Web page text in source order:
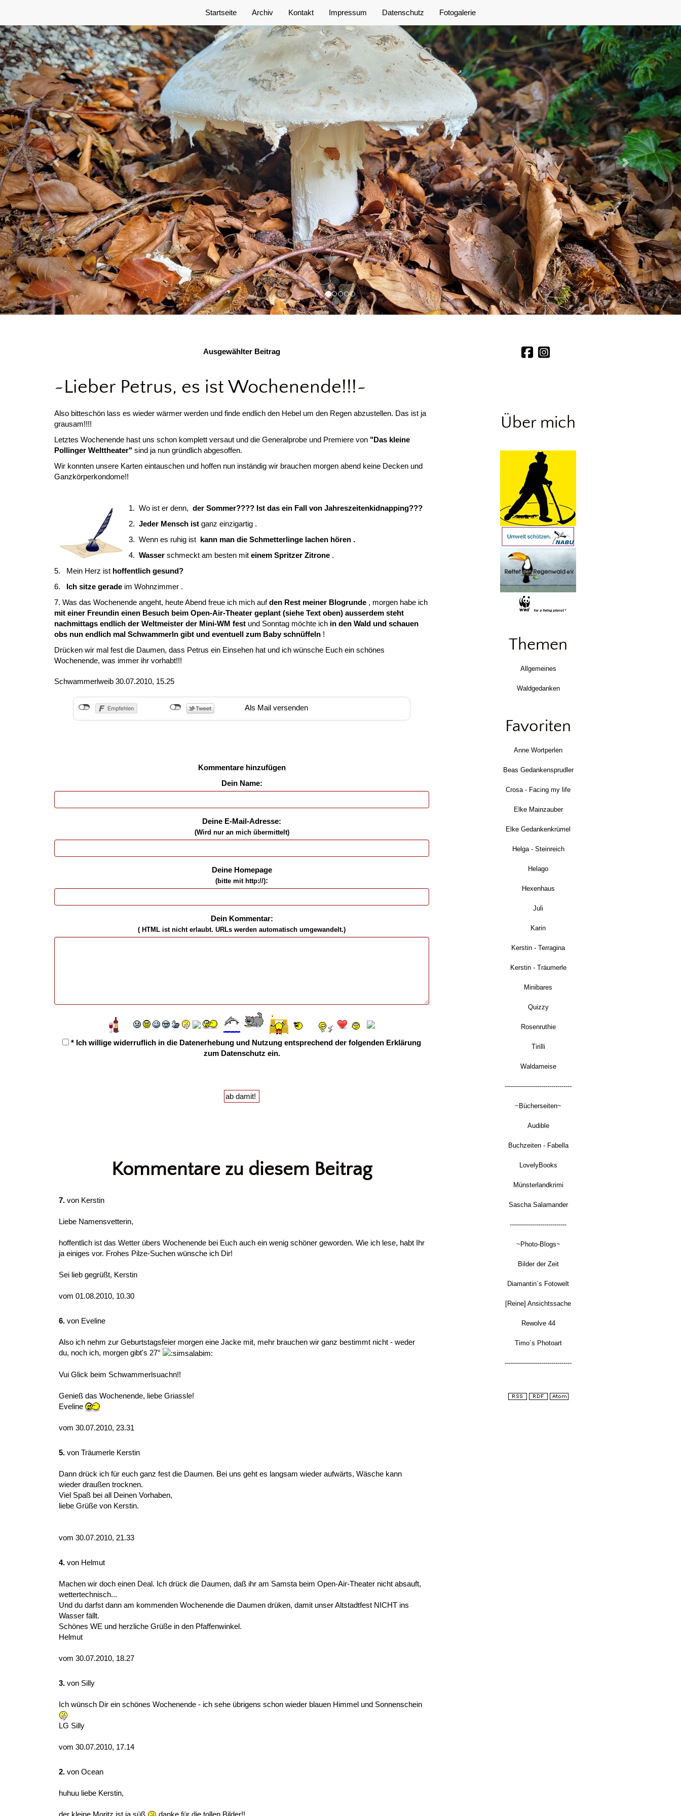
Startseite Archiv Kontakt Impressum Datenschutz Fotogalerie
Ausgewählter Beitrag
~Lieber Petrus, es ist Wochenende!!!~
Also bitteschön lass es wieder wärmer werden und finde endlich den Hebel um den Regen abzustellen. Das ist ja
grausam!!!!
Letztes Wochenende hast uns schon komplett versaut und die Generalprobe und Premiere von "Das kleine
Pollinger Welttheater" sind ja nun gründlich abgesoffen.
Wir konnten unsere Karten eintauschen und hoffen nun inständig wir brauchen morgen abend keine Decken und
Ganzkörperkondome!!
1. Wo ist er denn, der Sommer???? Ist das ein Fall von Jahreszeitenkidnapping???
2. Jeder Mensch ist ganz einzigartig .
3. Wenn es ruhig ist kann man die Schmetterlinge lachen hören .
4. Wasser schmeckt am besten mit einem Spritzer Zitrone .
5. Mein Herz ist hoffentlich gesund?
6. Ich sitze gerade im Wohnzimmer .
7. Was das Wochenende angeht, heute Abend freue ich mich aufden Rest meiner Blogrunde , morgen habe ich
mit einer Freundin einen Besuch beim Open-Air-Theater geplant (siehe Text oben) ausserdem steht
nachmittags endlich der Weltmeister der Mini-WM fest und Sonntag möchte ich in den Wald und schauen
obs nun endlich mal Schwammerln gibt und eventuell zum Baby schnüffeln !
Drücken wir mal fest die Daumen, dass Petrus ein Einsehen hat und ich wünsche Euch ein schönes
Wochenende, was immer ihr vorhabt!!!
Schwammerlweib 30.07.2010, 15.25
Als Mail versenden
Kommentare hinzufügen
Dein Name:
Deine E-Mail-Adresse:
(Wird nur an mich übermittelt)
Deine Homepage
(bitte mit http://):
Dein Kommentar:
( HTML ist nichterlaubt. URLs werden automatisch umgewandelt.)
* Ich willige widerruflich in die Datenerhebung und Nutzung entsprechend der folgenden Erklärung
zum Datenschutz ein.
Kommentare zu diesem Beitrag
7. von Kerstin
Liebe Namensvetterin,
hoffentlich ist das Wetter übers Wochenende bei Euch auch ein wenig schöner geworden. Wie ich lese, habt Ihr
ja einiges vor. Frohes Pilze-Suchen wünsche ich Dir!
Sei lieb gegrüßt, Kerstin
vom 01.08.2010, 10.30
6. von Eveline
Also ich nehm zur Geburtstagsfeier morgen eine Jacke mit, mehr brauchen wir ganz bestimmt nicht - weder
du, noch ich, morgen gibt's 27°
Vui Glick beim Schwammerlsuachn!!
Genieß das Wochenende, liebe Griassle!
Eveline
vom 30.07.2010, 23.31
5. von Träumerle Kerstin
Dann drück ich für euch ganz fest die Daumen. Bei uns geht es langsam wieder aufwärts, Wäsche kann
wieder draußen trocknen.
Viel Spaß bei all Deinen Vorhaben,
liebe Grüße von Kerstin.
vom 30.07.2010, 21.33
4. von Helmut
Machen wir doch einen Deal. Ich drück die Daumen, daß ihr am Samsta beim Open-Air-Theater nicht absauft,
wettertechnisch...
Und du darfst dann am kommenden Wochenende die Daumen drüken, damit unser Altstadtfest NICHT ins
Wasser fällt.
Schönes WE und herzliche Grüße in den Pfaffenwinkel.
Helmut
vom 30.07.2010, 18.27
3. von Silly
Ich wünsch Dir ein schönes Wochenende - ich sehe übrigens schon wieder blauen Himmel und Sonnenschein
LG Silly
vom 30.07.2010, 17.14
2. von Ocean
huhuu liebe Kerstin,
Über mich
Themen
Allgemeines
Waldgedanken
Favoriten
Anne Wortperlen
Beas Gedankensprudler
Crosa - Facing my life
Elke Mainzauber
Elke Gedankenkrümel
Helga - Steinreich
Helago
Hexenhaus
Juli
Karin
Kerstin - Terragina
Kerstin - Träumerle
Minibares
Quizzy
Rosenruthie
Tirilli
Waldameise
---------------------------------
~Bücherseiten~
Audible
Buchzeiten - Fabella
LovelyBooks
Münsterlandkrimi
Sascha Salamander
----------------------------
~Photo-Blogs~
Bilder der Zeit
Diamantin´s Fotowelt
[Reine] Ansichtssache
Rewolve 44
Timo´s Photoart
---------------------------------